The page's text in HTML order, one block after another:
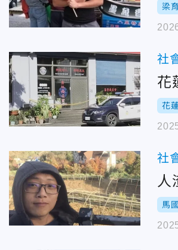
梁
社
花
花
社
人
馬